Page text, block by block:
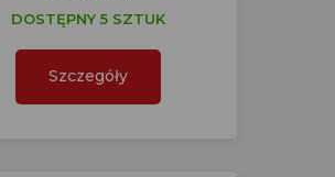
DOSTĘPNY 5 SZTUK
Szczegóły